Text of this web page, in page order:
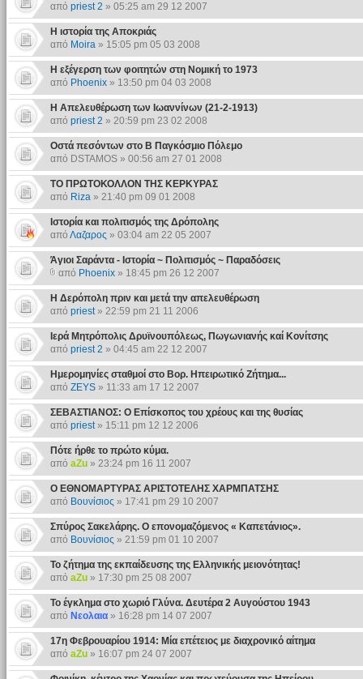
από priest 2 » 05:25 am 29 12 2007
Η ιστορία της Αποκριάς
από Moira» 15:05 pm 05 03 2008
H εξέγερση των φοιτητών στη Nομική το 1973
από Phoenix» 13:50 pm 04 03 2008
Η Απελευθέρωση των Ιωαννίνων (21-2-1913)
από priest 2 » 20:59 pm 23 02 2008
Οστά πεσόντων στο Β Παγκόσμιο Πόλεμο
από DSTAMOS » 00:56 am 27 01 2008
ΤΟ ΠΡΩΤΟΚΟΛΛΟΝ ΤΗΣ ΚΕΡΚΥΡΑΣ
από Riza» 21:40 pm 09 01 2008
Ιστορία και πολιτισμός της Δρόπολης
από Λαζαρος » 03:04 am 22 05 2007
Άγιοι Σαράντα - Ιστορία ~ Πολιτισμός ~ Παραδόσεις
από Phoenix» 18:45 pm 26 12 2007
Η Δερόπολη πριν και μετά την απελευθέρωση
από priest» 22:59 pm 21 11 2006
Ιερά Μητρόπολις Δρυϊνουπόλεως, Πωγωνιανής καί Κονίτσης
από priest 2 » 04:45 am 22 12 2007
Ημερομηνίες σταθμοί στο Βορ. Ηπειρωτικό Ζήτημα...
από ZEYS» 11:33 am 17 12 2007
ΣΕΒΑΣΤΙΑΝΟΣ: Ο Επίσκοπος του χρέους και της θυσίας
από priest» 15:11 pm 12 12 2006
Πότε ήρθε το πρώτο κύμα.
από aZu» 23:24 pm 16 11 2007
Ο ΕΘΝΟΜΑΡΤΥΡΑΣ ΑΡΙΣΤΟΤΕΛΗΣ ΧΑΡΜΠΑΤΣΗΣ
από Βουνίσιος » 17:41 pm 29 10 2007
Σπύρος Σακελάρης. Ο επονομαζόμενος « Καπετάνιος».
από Βουνίσιος » 21:59 pm 01 10 2007
Το ζήτημα της εκπαίδευσης της Ελληνικής μειονότητας!
από aZu» 17:30 pm 25 08 2007
Το έγκλημα στο χωριό Γλύνα. Δευτέρα 2 Αυγούστου 1943
από Νεολαια» 16:28 pm 14 07 2007
17η Φεβρουαρίου 1914: Μία επέτειος με διαχρονικό αίτημα
από aZu» 16:07 pm 24 07 2007